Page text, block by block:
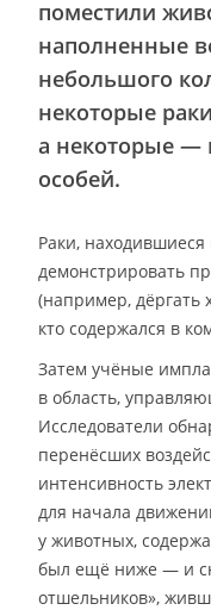
поместили
наполненные
небольшого
некоторые
а некоторые —
особей.
Раки,
демонстрировать
(например, дёргать
кто содержался в
Затем учёные
в область,
Исследователи
перенёсших
интенсивность
для начала
у животных,
был ещё ниже — и
отшельников»,